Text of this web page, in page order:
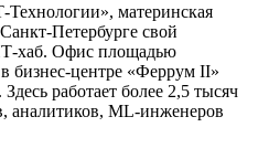
Технологии», материнская
Петербурге свой
хаб. Офис площадью
в бизнес-центре «Феррум II»
работает более 2,5 тысяч
аналитиков, ML-инженеров